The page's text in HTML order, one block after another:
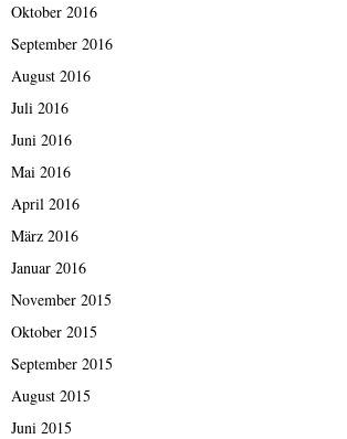
Oktober 2016
September 2016
August 2016
Juli 2016
Juni 2016
Mai 2016
April 2016
März 2016
Januar 2016
November 2015
Oktober 2015
September 2015
August 2015
Juni 2015